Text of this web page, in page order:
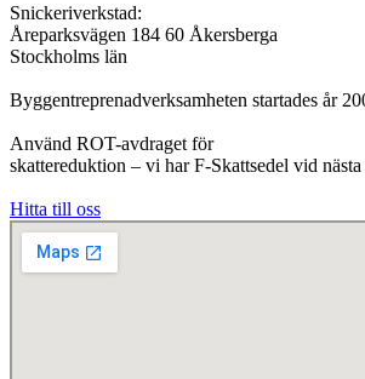
Snickeriverkstad:
Åreparksvägen 184 60 Åkersberga
Stockholms län
Byggentreprenadverksamheten startades år
Använd ROT-avdraget för
skattereduktion – vi har F-Skattsedel vid
Hitta till oss